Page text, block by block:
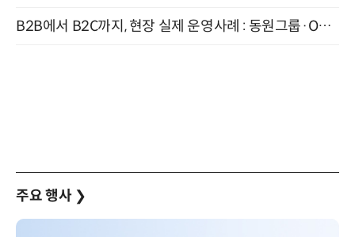
B2B에서 B2C까지, 현장 실제 운영사례 : 동원그룹·OCI·다이닝브랜즈그룹·당근 (8/27)
주요 행사 ❯